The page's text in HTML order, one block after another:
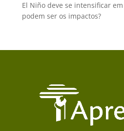
El Niño deve se intensificar
podem ser os impactos?